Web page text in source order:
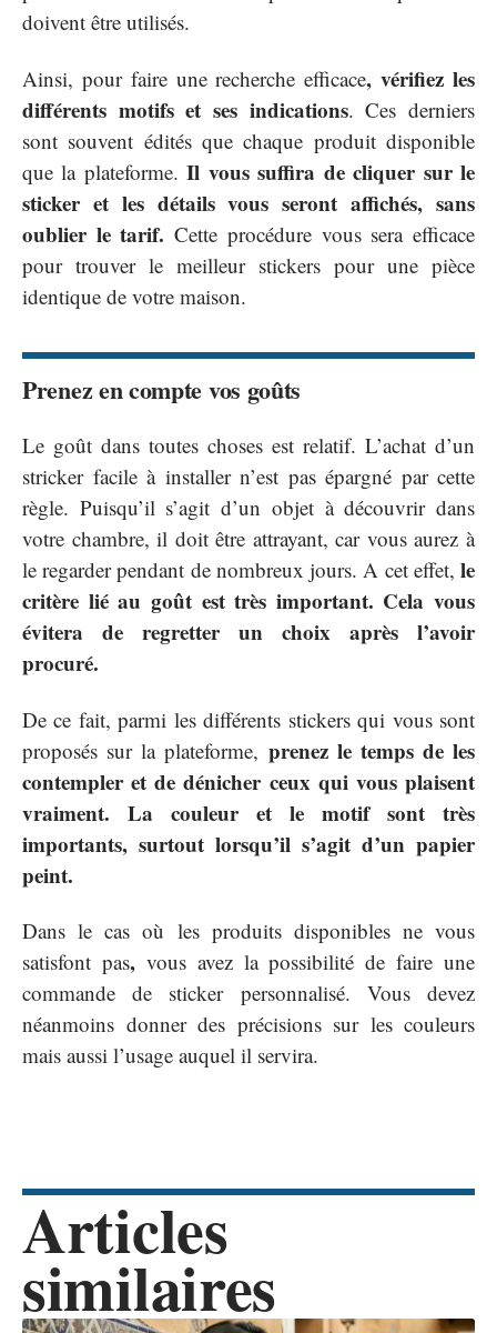
doivent être utilisés.
Ainsi, pour faire une recherche efficace, vérifiez les
différents motifs et ses indications. Ces derniers
sont souvent édités que chaque produit disponible
que la plateforme. Il vous suffira de cliquer sur le
sticker et les détails vous seront affichés, sans
oublier le tarif. Cette procédure vous sera efficace
pour trouver le meilleur stickers pour une pièce
identique de votre maison.
Prenez en compte vos goûts
Le goût dans toutes choses est relatif. L’achat d’un
stricker facile à installer n’est pas épargné par cette
règle. Puisqu’il s’agit d’un objet à découvrir dans
votre chambre, il doit être attrayant, car vous aurez à
le regarder pendant de nombreux jours. A cet effet, le
critère lié au goût est très important. Cela vous
évitera de regretter un choix après l’avoir
procuré.
De ce fait, parmi les différents stickers qui vous sont
proposés sur la plateforme, prenez le temps de les
contempler et de dénicher ceux qui vous plaisent
vraiment. La couleur et le motif sont très
importants, surtout lorsqu’il s’agit d’un papier
peint.
Dans le cas où les produits disponibles ne vous
satisfont pas, vous avez la possibilité de faire une
commande de sticker personnalisé. Vous devez
néanmoins donner des précisions sur les couleurs
mais aussi l’usage auquel il servira.
Articles
similaires